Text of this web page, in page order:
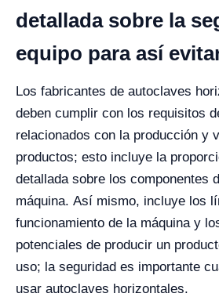
detallada sobre la
equipo para así
Los fabricantes de autoclaves
deben cumplir con los requisitos
relacionados con la producción y
productos; esto incluye la
detallada sobre los componentes
máquina. Así mismo, incluye los
funcionamiento de la máquina y
potenciales de producir un
uso; la seguridad es importante
usar autoclaves horizontales.